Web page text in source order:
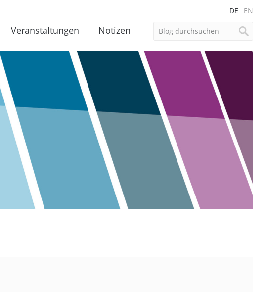
DE EN
Veranstaltungen Notizen